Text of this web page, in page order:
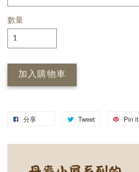
數量
加入購物車
分享 Tweet Pin it